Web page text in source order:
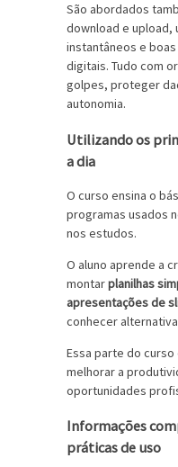
São abordados
download e upload,
instantâneos e
digitais. Tudo com
golpes, proteger
autonomia.
Utilizando os
a dia
O curso ensina o
programas usados
nos estudos.
O aluno aprende a
montarplanilhas
apresentações de
conhecer
Essa parte do
melhorar a
oportunidades
Informações
práticas de uso